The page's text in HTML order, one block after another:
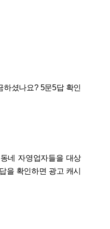
하셨나요? 5문5답 확인
네 자영업자들을 대상
을 확인하면 광고 캐시